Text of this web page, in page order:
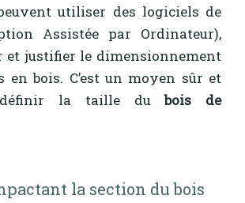
utiliser des logiciels de
Assistée par Ordinateur),
et justifier le dimensionnement
en bois. C’est un moyen sûr et
définir la taille dubois de
la section du bois